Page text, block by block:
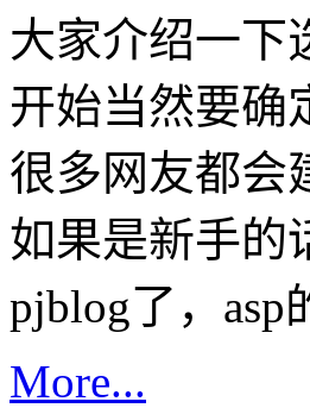
大家介绍一下
开始当然要确
很多网友都会
如果是新手的
pjblog了，
More...